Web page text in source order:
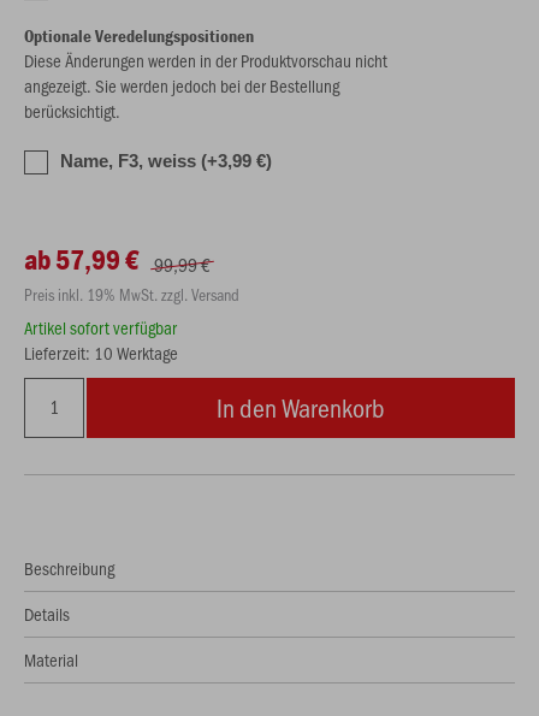
Optionale Veredelungspositionen
Diese Änderungen werden in der Produktvorschau nicht
angezeigt. Sie werden jedoch bei der Bestellung
berücksichtigt.
Name, F3, weiss (+3,99 €)
ab 57,99 € 99,99 €
Preis inkl. 19% MwSt. zzgl. Versand
Artikel sofort verfügbar
Lieferzeit: 10 Werktage
In den Warenkorb
Beschreibung
Details
Material